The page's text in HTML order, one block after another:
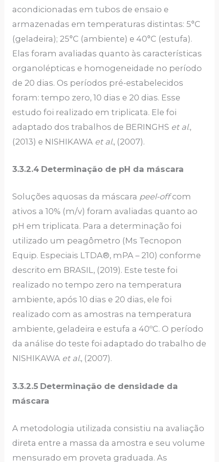
acondicionadas em tubos de ensaio e
armazenadas em temperaturas distintas: 5°C
(geladeira); 25°C (ambiente) e 40°C (estufa).
Elas foram avaliadas quanto às características
organolépticas e homogeneidade no período
de 20 dias. Os períodos pré-estabelecidos
foram: tempo zero, 10 dias e 20 dias. Esse
estudo foi realizado em triplicata. Ele foi
adaptado dos trabalhos de BERINGHS et al.,
(2013) e NISHIKAWA et al., (2007).
3.3.2.4 Determinação de pH da máscara
Soluções aquosas da máscara peel-offcom
ativos a 10% (m/v) foram avaliadas quanto ao
pH em triplicata. Para a determinação foi
utilizado um peagômetro (Ms Tecnopon
Equip. Especiais LTDA®, mPA – 210) conforme
descrito em BRASIL, (2019). Este teste foi
realizado no tempo zero na temperatura
ambiente, após 10 dias e 20 dias, ele foi
realizado com as amostras na temperatura
ambiente, geladeira e estufa a 40ºC. O período
da análise do teste foi adaptado do trabalho de
NISHIKAWA et al., (2007).
3.3.2.5 Determinação de densidade da
máscara
A metodologia utilizada consistiu na avaliação
direta entre a massa da amostra e seu volume
mensurado em proveta graduada. As